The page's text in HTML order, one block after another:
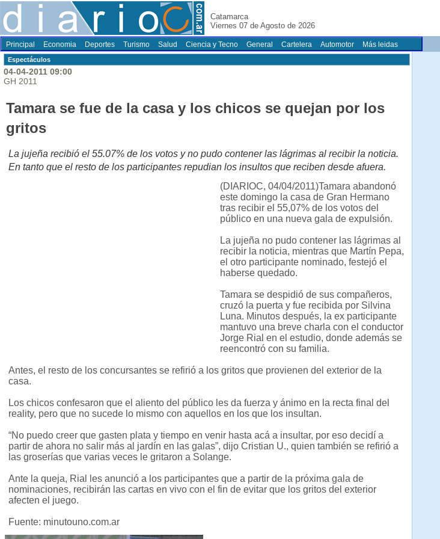
Catamarca
Viernes 07 de Agosto de 2026
Principal Economia Deportes Turismo Salud Ciencia y Tecno General Cartelera Automotor Más leidas
Espectáculos
04-04-2011 09:00
GH 2011
Tamara se fue de la casa y los chicos se quejan por los
gritos
La jujeña recibió el 55.07% de los votos y no pudo contener las lágrimas al recibir la noticia.
En tanto que el resto de los participantes repudian los insultos que reciben desde afuera.
(DIARIOC, 04/04/2011)Tamara abandonó
este domingo la casa de Gran Hermano
tras recibir el 55,07% de los votos del
público en una nueva gala de expulsión.
La jujeña no pudo contener las lágrimas al
recibir la noticia, mientras que Martín Pepa,
el otro participante nominado, festejó el
haberse quedado.
Tamara se despidió de sus compañeros,
cruzó la puerta y fue recibida por Silvina
Luna. Minutos después, la ex participante
mantuvo una breve charla con el conductor
Jorge Rial en el estudio, donde además se
reencontró con su familia.
Antes, el resto de los concursantes se refirió a los gritos que provienen del exterior de la
casa.
Los chicos confesaron que el aliento del público les da fuerza y ánimo en la recta final del
reality, pero que no sucede lo mismo con aquellos en los que los insultan.
“No puedo creer que gasten plata y tiempo en venir hasta acá a insultar, por eso decidí a
partir de ahora no salir más al jardín en las galas”, dijo Cristian U., quien también se refirió a
las groserías que varias veces le gritaron a Solange.
Ante la queja, Rial les anunció a los participantes que a partir de la próxima gala de
nominaciones, recibirán las cartas en vivo con el fin de evitar que los gritos del exterior
afecten el juego.
Fuente: minutouno.com.ar